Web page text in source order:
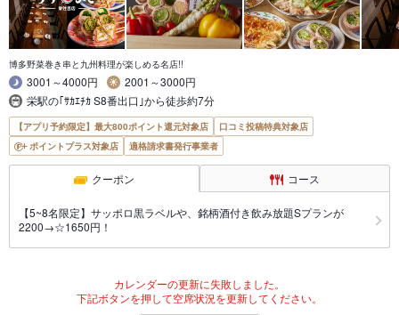
博多野菜巻き串と九州料理が楽しめる名店!!
3001～4000円
2001～3000円
栄駅の｢ｻｶｴﾁｶ S8番出口｣から徒歩約7分
【アプリ予約限定】最大800ポイント還元対象店
口コミ投稿特典対象店
ポイントプラス対象店
適格請求書発行事業者
クーポン コース
【5~8名限定】サッポロ黒ラベルや、銘柄酒付き飲み放題Sプランが
2200→☆1650円！
カレンダーの更新に失敗しました。
下記ボタンを押して空席状況を更新してください。